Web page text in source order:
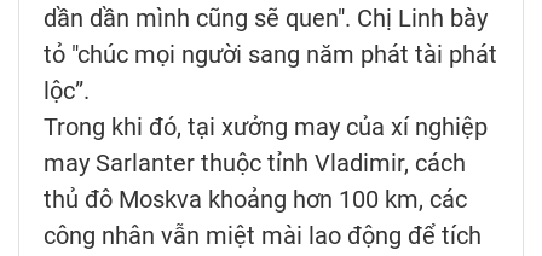
dần dần mình cũng sẽ quen". Chị Linh bày
tỏ "chúc mọi người sang năm phát tài phát
lộc”.
Trong khi đó, tại xưởng may của xí nghiệp
may Sarlanter thuộc tỉnh Vladimir, cách
thủ đô Moskva khoảng hơn 100 km, các
công nhân vẫn miệt mài lao động để tích